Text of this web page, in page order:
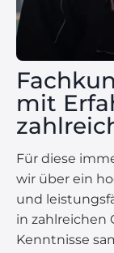
mit
Für diese
wir über ein
und
in zahlreichen
Kenntnisse